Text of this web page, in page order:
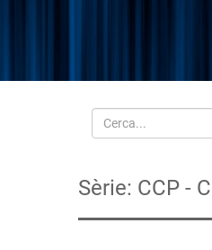
Cerca
Sèrie: CCP -